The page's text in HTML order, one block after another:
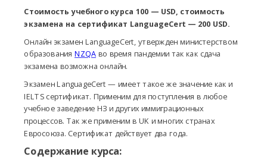
Стоимость учебного курса 100 — USD, стоимость
экзамена на сертификат LanguageCert — 200 USD.
Онлайн экзамен LanguageCert, утвержден министерством
образования NZQA во время пандемии так как сдача
экзамена возможна онлайн.
Экзамен LanguageCert — имеет такое же значение как и
IELTS сертификат. Применим для поступления в любое
учебное заведение НЗ и других иммиграционных
процессов. Так же применим в UK и многих странах
Евросоюза. Сертификат действует два года.
Содержание курса: